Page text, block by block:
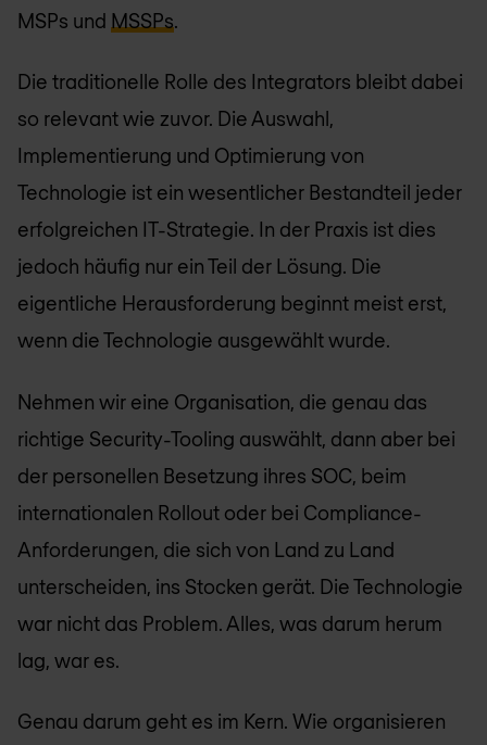
MSPs und MSSPs.
Die traditionelle Rolle des Integrators bleibt dabei
so relevant wie zuvor. Die Auswahl,
Implementierung und Optimierung von
Technologie ist ein wesentlicher Bestandteil jeder
erfolgreichen IT-Strategie. In der Praxis ist dies
jedoch häufig nur ein Teil der Lösung. Die
eigentliche Herausforderung beginnt meist erst,
wenn die Technologie ausgewählt wurde.
Nehmen wir eine Organisation, die genau das
richtige Security-Tooling auswählt, dann aber bei
der personellen Besetzung ihres SOC, beim
internationalen Rollout oder bei Compliance-
Anforderungen, die sich von Land zu Land
unterscheiden, ins Stocken gerät. Die Technologie
war nicht das Problem. Alles, was darum herum
lag, war es.
Genau darum geht es im Kern. Wie organisieren